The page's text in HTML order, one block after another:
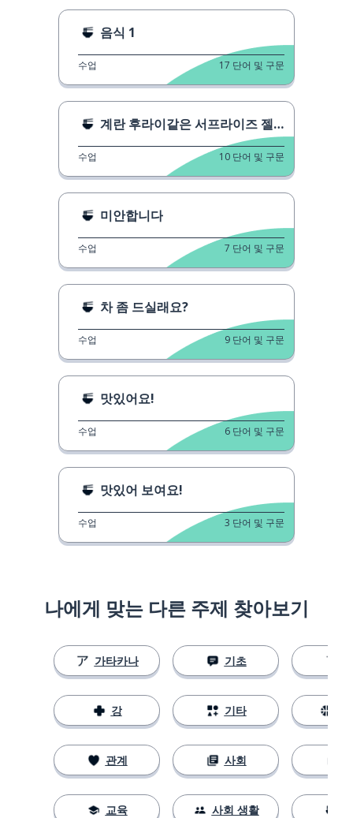
음식 1
수업 17 단어 및 구문
계란 후라이같은 서프라이즈 젤리
수업 10 단어 및 구문
미안합니다
수업 7 단어 및 구문
차 좀 드실래요?
수업 9 단어 및 구문
맛있어요!
수업 6 단어 및 구문
맛있어 보여요!
수업 3 단어 및 구문
나에게 맞는 다른 주제 찾아보기
가타카나
강
관계
교육
기초
기타
사회
사회 생활